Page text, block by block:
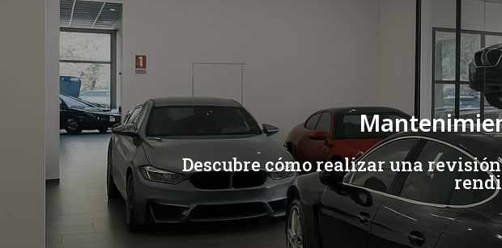
Descubre cómo realizar una